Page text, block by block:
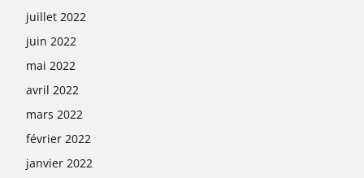
juillet 2022
juin 2022
mai 2022
avril 2022
mars 2022
février 2022
janvier 2022